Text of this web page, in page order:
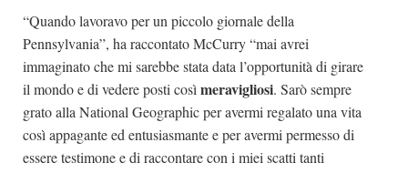
“Quando lavoravo per un piccolo giornale della
Pennsylvania”, ha raccontato McCurry “mai avrei
immaginato che mi sarebbe stata data l’opportunità di girare
il mondo e di vedere posti così meravigliosi. Sarò sempre
grato alla National Geographic per avermi regalato una vita
così appagante ed entusiasmante e per avermi permesso di
essere testimone e di raccontare con i miei scatti tanti